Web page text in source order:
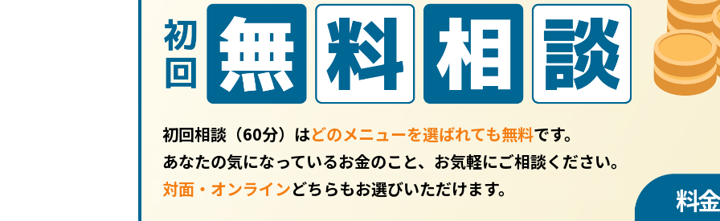
初回相談（60分）はどのメニューを選ばれても無料です。
あなたの気になっているお金のこと、お気軽にご相談ください。
対面・オンラインどちらもお選びいただけます。 料